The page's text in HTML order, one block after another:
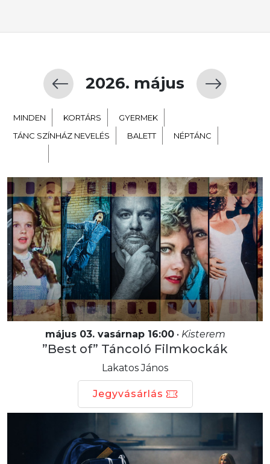
2026. május
MINDEN KORTÁRS
GYERMEK
TÁNC SZÍNHÁZ NEVELÉS
BALETT
NÉPTÁNC
május 03. vasárnap 16:00• Kisterem
”Best of” Táncoló Filmkockák
Lakatos János
Jegyvásárlás